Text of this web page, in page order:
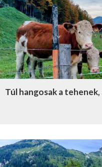
Túl hangosak a